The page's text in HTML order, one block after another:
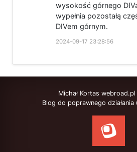
wysokość górnego
wypełnia pozostałą
DIVem górnym.
2024-09-17 23:28:56
Michał Kortas
Blog do poprawnego działania